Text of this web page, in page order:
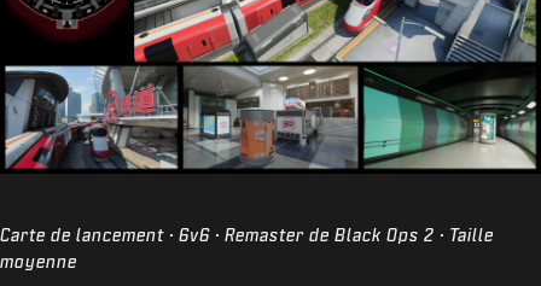
Carte de lancement · 6v6 · Remaster de Black Ops 2 · Taille
moyenne